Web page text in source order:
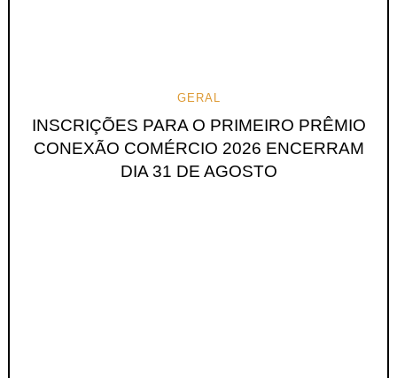
GERAL
INSCRIÇÕES PARA O PRIMEIRO PRÊMIO
CONEXÃO COMÉRCIO 2026 ENCERRAM
DIA 31 DE AGOSTO